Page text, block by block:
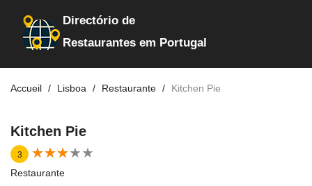
Directório de
Restaurantes em Portugal
Accueil Lisboa Restaurante Kitchen Pie
Kitchen Pie
3 ★★★★★
★★★★★
Restaurante